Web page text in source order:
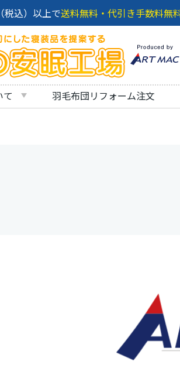
（税込）以上で送料無料・代引き手数料無
羽毛布団リフォーム注文